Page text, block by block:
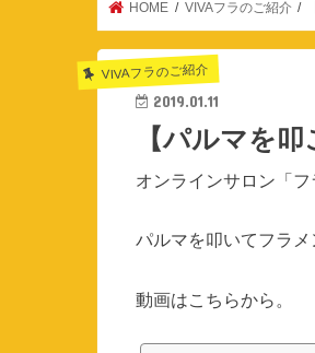
HOME VIVAフラのご紹介
VIVAフラのご紹介
2019.01.11
【パルマを
オンラインサロン「
パルマを叩いてフラメ
動画はこちらから。